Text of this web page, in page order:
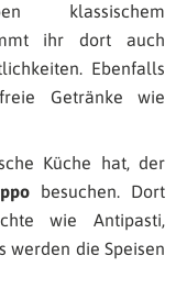
klassischem
ihr dort auch
Ebenfalls
Getränke wie
Küche hat, der
besuchen. Dort
wie Antipasti,
werden die Speisen